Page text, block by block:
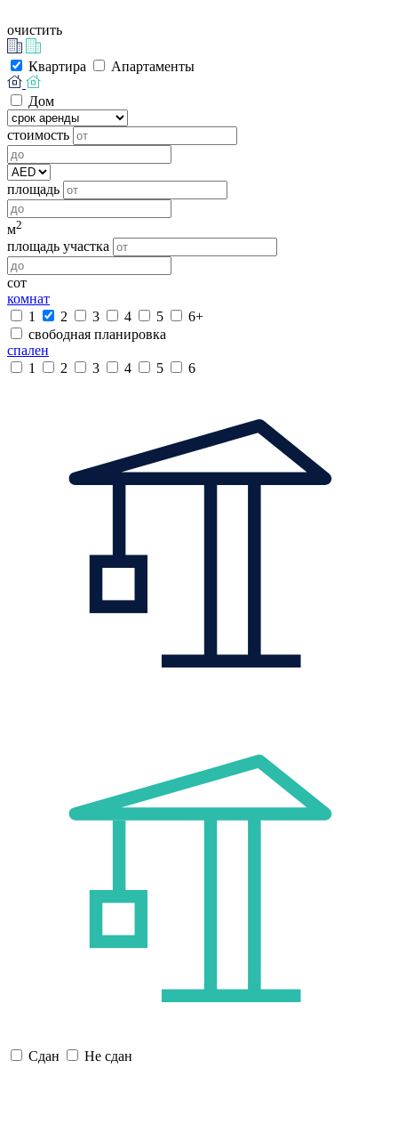
очистить
Квартира Апартаменты
Дом
стоимость
площадь
м2
площадь участка
сот
комнат
1
2 3 4 5
6+
свободная планировка
спален
1
2 3 4 5 6
Сдан Не сдан